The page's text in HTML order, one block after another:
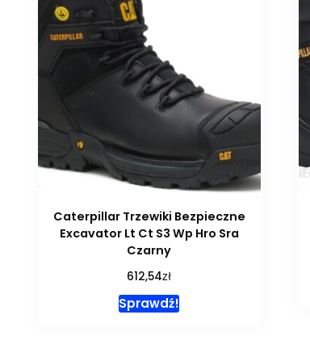
Caterpillar Trzewiki Bezpieczne
Excavator Lt Ct S3 Wp Hro Sra
Czarny
612,54zł
Sprawdź!